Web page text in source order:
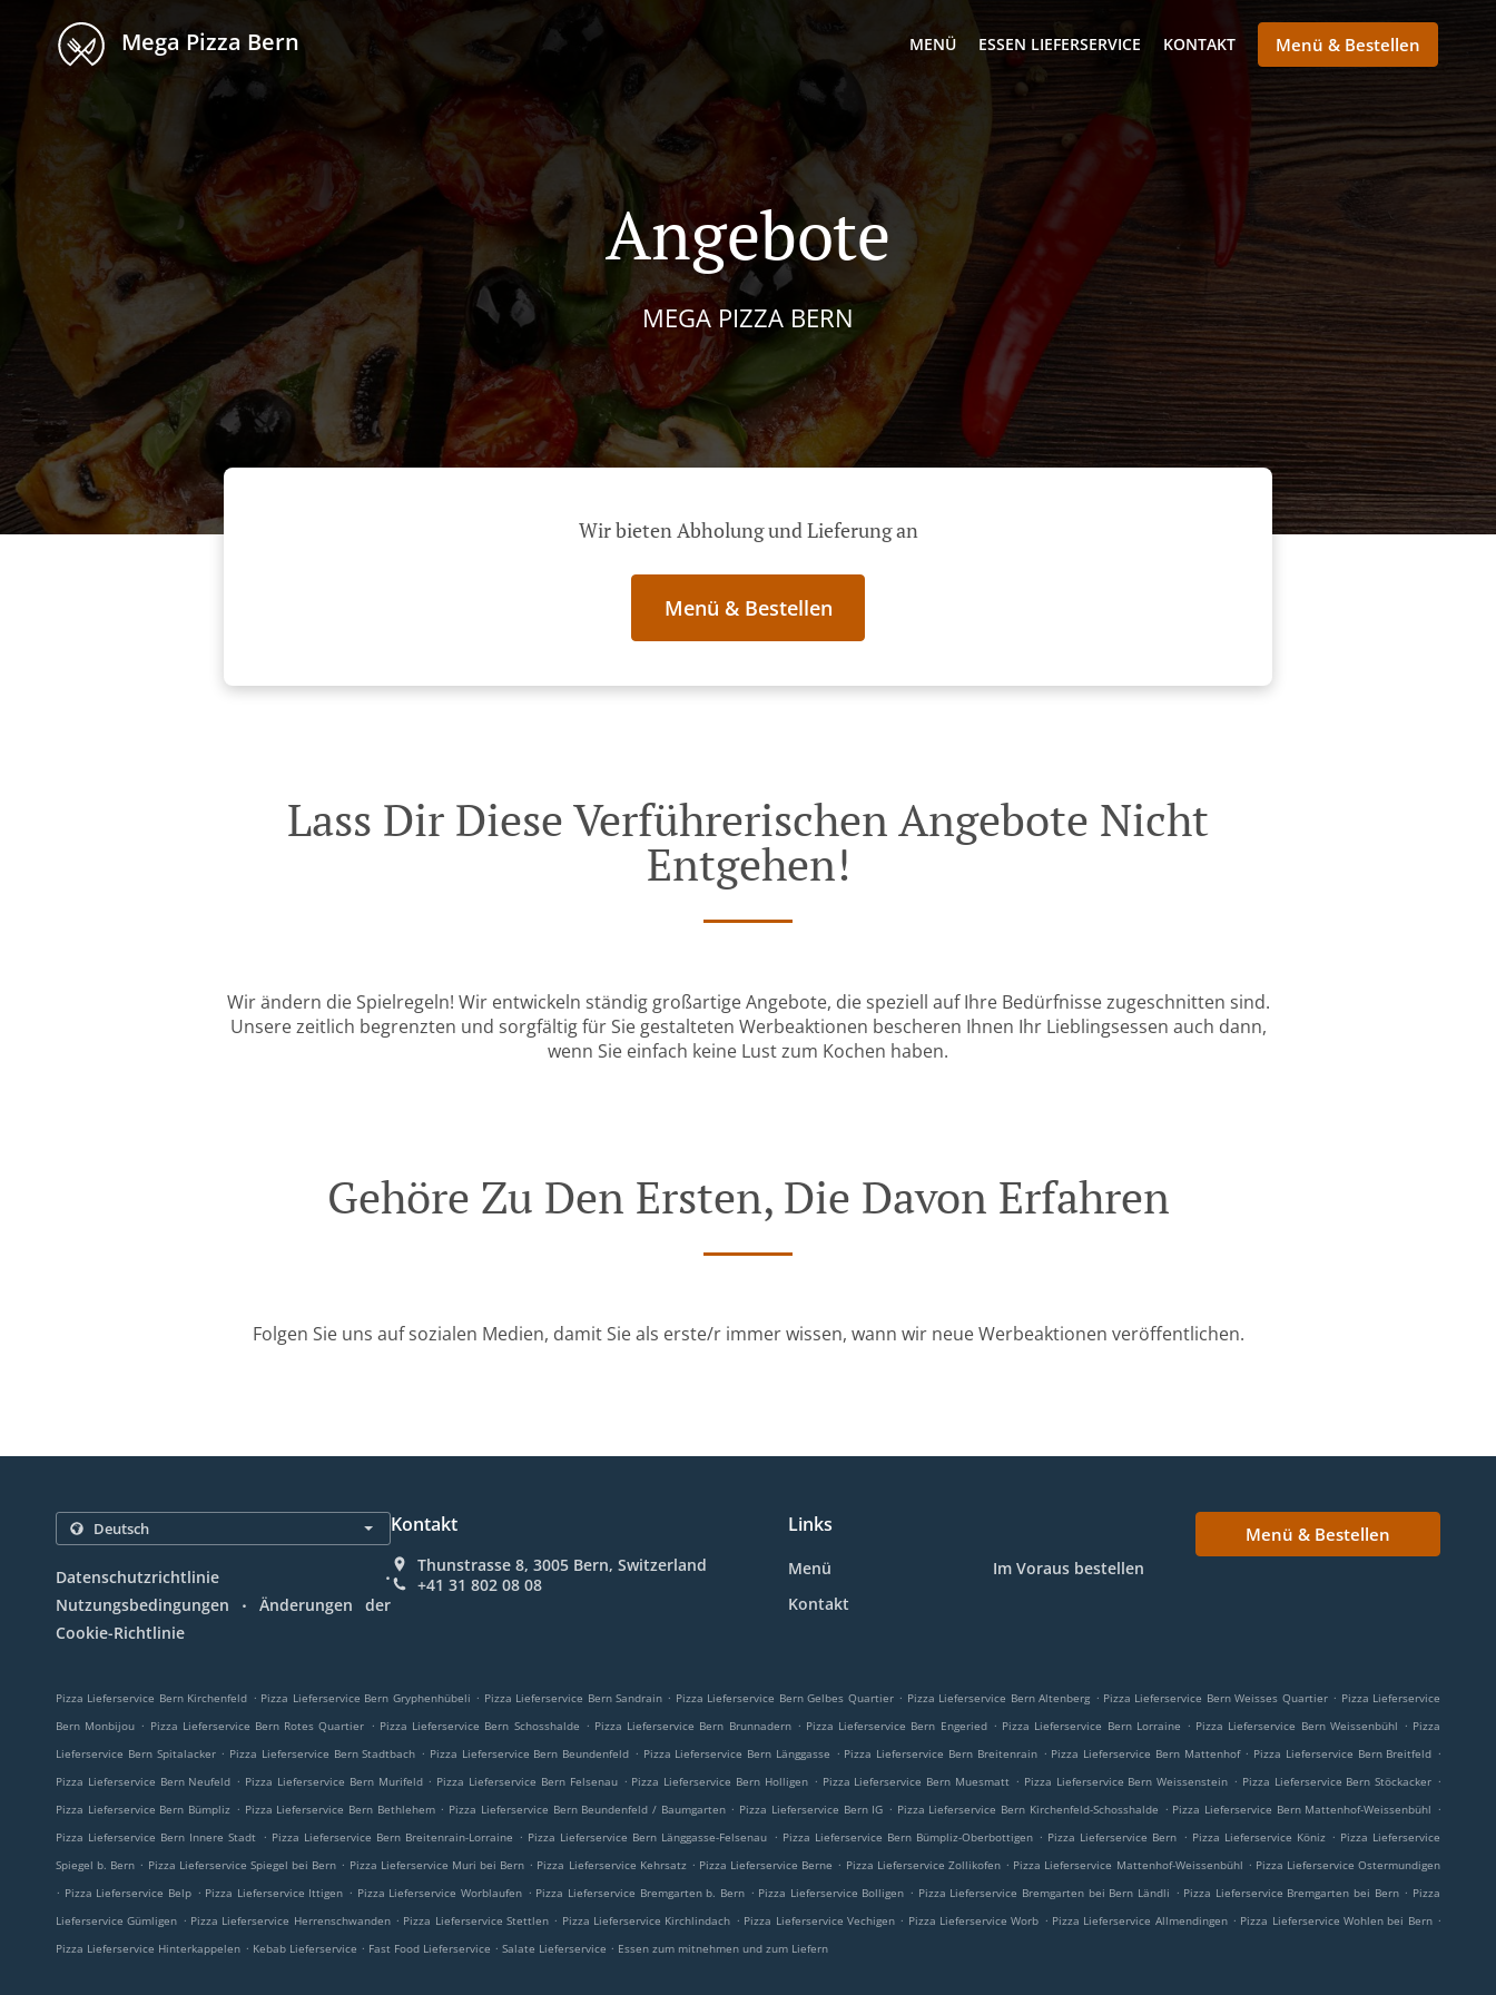
Mega Pizza Bern MENÜ ESSEN LIEFERSERVICE KONTAKT Menü & Bestellen
Angebote
MEGA PIZZA BERN
Wir bieten Abholung und Lieferung an
Menü & Bestellen
Lass Dir Diese Verführerischen Angebote Nicht
Entgehen!
Wir ändern die Spielregeln! Wir entwickeln ständig großartige Angebote, die speziell auf Ihre Bedürfnisse zugeschnitten sind.
Unsere zeitlich begrenzten und sorgfältig für Sie gestalteten Werbeaktionen bescheren Ihnen Ihr Lieblingsessen auch dann,
wenn Sie einfach keine Lust zum Kochen haben.
Gehöre Zu Den Ersten, Die Davon Erfahren
Folgen Sie uns auf sozialen Medien, damit Sie als erste/r immer wissen, wann wir neue Werbeaktionen veröffentlichen.
Datenschutzrichtlinie .
Nutzungsbedingungen .
Änderungen der
Cookie-Richtlinie
Kontakt
Thunstrasse 8, 3005 Bern, Switzerland
+41 31 802 08 08
Links
Menü
Im Voraus bestellen
Kontakt
Menü & Bestellen
Pizza Lieferservice Bern Kirchenfeld . Pizza Lieferservice Bern Gryphenhübeli . Pizza Lieferservice Bern Sandrain . Pizza Lieferservice Bern Gelbes Quartier . Pizza Lieferservice Bern Altenberg . Pizza Lieferservice Bern Weisses Quartier . Pizza Lieferservice
Bern Monbijou . Pizza Lieferservice Bern Rotes Quartier . Pizza Lieferservice Bern Schosshalde . Pizza Lieferservice Bern Brunnadern . Pizza Lieferservice Bern Engeried . Pizza Lieferservice Bern Lorraine . Pizza Lieferservice Bern Weissenbühl . Pizza
Lieferservice Bern Spitalacker . Pizza Lieferservice Bern Stadtbach . Pizza Lieferservice Bern Beundenfeld . Pizza Lieferservice Bern Länggasse . Pizza Lieferservice Bern Breitenrain . Pizza Lieferservice Bern Mattenhof . Pizza Lieferservice Bern Breitfeld .
Pizza Lieferservice Bern Neufeld . Pizza Lieferservice Bern Murifeld . Pizza Lieferservice Bern Felsenau . Pizza Lieferservice Bern Holligen . Pizza Lieferservice Bern Muesmatt . Pizza Lieferservice Bern Weissenstein . Pizza Lieferservice Bern Stöckacker .
Pizza Lieferservice Bern Bümpliz . Pizza Lieferservice Bern Bethlehem . Pizza Lieferservice Bern Beundenfeld / Baumgarten . Pizza Lieferservice Bern IG . Pizza Lieferservice Bern Kirchenfeld-Schosshalde . Pizza Lieferservice Bern Mattenhof-Weissenbühl .
Pizza Lieferservice Bern Innere Stadt . Pizza Lieferservice Bern Breitenrain-Lorraine . Pizza Lieferservice Bern Länggasse-Felsenau . Pizza Lieferservice Bern Bümpliz-Oberbottigen . Pizza Lieferservice Bern . Pizza Lieferservice Köniz . Pizza Lieferservice
Spiegel b. Bern . Pizza Lieferservice Spiegel bei Bern . Pizza Lieferservice Muri bei Bern . Pizza Lieferservice Kehrsatz . Pizza Lieferservice Berne . Pizza Lieferservice Zollikofen . Pizza Lieferservice Mattenhof-Weissenbühl . Pizza Lieferservice Ostermundigen
. Pizza Lieferservice Belp . Pizza Lieferservice Ittigen . Pizza Lieferservice Worblaufen . Pizza Lieferservice Bremgarten b. Bern . Pizza Lieferservice Bolligen . Pizza Lieferservice Bremgarten bei Bern Ländli . Pizza Lieferservice Bremgarten bei Bern . Pizza
Lieferservice Gümligen . Pizza Lieferservice Herrenschwanden . Pizza Lieferservice Stettlen . Pizza Lieferservice Kirchlindach . Pizza Lieferservice Vechigen . Pizza Lieferservice Worb . Pizza Lieferservice Allmendingen . Pizza Lieferservice Wohlen bei Bern .
Pizza Lieferservice Hinterkappelen . Kebab Lieferservice . Fast Food Lieferservice . Salate Lieferservice . Essen zum mitnehmen und zum Liefern